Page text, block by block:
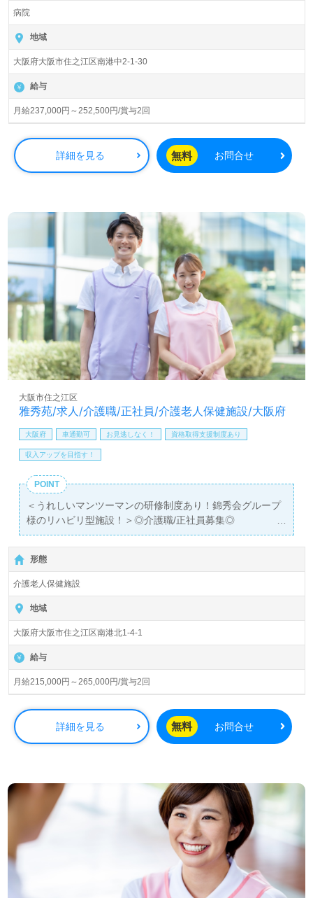
総病床数151床（医療療養病床135床、障がい者一般病棟
16床）『咲洲病院』医療法人慈心会（本部：大阪府大阪
市）様の運営です。大阪府を中心に内科、皮膚科を専門と
する病院を展開されています。
◎充実のOJT/それぞれの成長に沿った研修プログラム、先
輩職員様からのあたたかなサポートもうれしい事業所様！
◎
看護助手や介護職経験のある方はもちろん、これから看護
助手を目指される方も幅広く募集します。病院での勤務経
験は問いません。手厚いOJT/研修制度、働きやすい環境
ム医療の一員として働きたい』『転職でキャリアチェンジ
を実現したい、施設形態や環境を変えて働きたい』等の方
も大歓迎です。募集詳細等、担当コンサルタントよりご案
内します。お問い合わせも遠慮なくお願いします。
医療/福祉業界の正社員/パート求人探しは【ウィルオブ介
護】＊求人情報収集、将来的に検討の方も遠慮なく＊
LINE、メール、お電話などご希望に応じてお問い合わせ/ご
相談可能です。転職相談、求人紹介、年収交渉など完全無
料サービスをご利用いただけます。＜非公開求人も取扱い
あり！＞"転職支援"のプロと一緒に転職活動！お問い合わ
せお待ちしております。
病院
地域
大阪府大阪市住之江区南港中2-1-30
給与
月給237,000円～252,500円/賞与2回
詳細を見る 無料 お問合せ
雅秀苑/求人/介護職/正社員/介護老人保健施設/大阪府
大阪市住之江区
大阪府 車通勤可 お見逃しなく！ 資格取得支援制度あり
収入アップを目指す！
POINT
＜うれしいマンツーマンの研修制度あり！錦秀会グループ
様のリハビリ型施設！＞◎介護職/正社員募集◎
【月給215,000円～265,000円/賞与2回】＊初任者研修以上
有資格者向け求人＊『中ふ頭駅』徒歩12分。お車通勤可能
です。
入所定員150名（従来型個室/多床室）『介護老人保健施設
雅秀苑』錦秀会グループ/社会福祉法人帝塚山福祉会（本
部：大阪府大阪市）様の運営です。大阪府を中心に特別養
護老人ホーム、介護老人保健施設、訪問リハビリテーショ
ン、デイサービス、ショートステイ、居宅介護支援事業を
◎一緒に働く仲間たちと『毎日の仕事時間で輝く！』感謝
の気持ち、あたたかな思いやり溢れる事業所様！◎
看護助手や介護職経験のある方をお迎えします。介護老人
保健施設での勤務経験は問いません。充実のOJT/研修制
に立ちたい、資格/経験を活かしたい』『メリハリつけて働
きたい』『資格取得を目指している、専門性を高めたい』
『転職で施設形態や環境を変えて働きたい』等の方も大歓
迎です。募集詳細等、担当コンサルタントよりご案内しま
す。お問い合わせも遠慮なくお願いします。
医療/福祉業界の正社員/パート求人探しは【ウィルオブ介
護】＊求人情報収集、将来的に検討の方も遠慮なく＊
形態
介護老人保健施設
地域
大阪府大阪市住之江区南港北1-4-1
給与
月給215,000円～265,000円/賞与2回
詳細を見る 無料 お問合せ